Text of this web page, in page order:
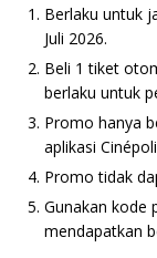
Berlaku untuk
Juli 2026.
Beli 1 tiket
berlaku untuk
Promo hanya
aplikasi
Promo tidak
Gunakan kode
mendapatkan